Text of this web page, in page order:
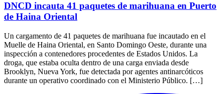
DNCD incauta 41 paquetes de marihuana en Puerto
de Haina Oriental
Un cargamento de 41 paquetes de marihuana fue incautado en el
Muelle de Haina Oriental, en Santo Domingo Oeste, durante una
inspección a contenedores procedentes de Estados Unidos. La
droga, que estaba oculta dentro de una carga enviada desde
Brooklyn, Nueva York, fue detectada por agentes antinarcóticos
durante un operativo coordinado con el Ministerio Público. […]